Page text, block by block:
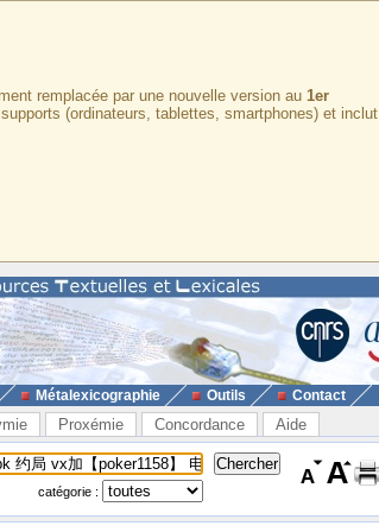
remplacée par une nouvelle version au 1er
(ordinateurs, tablettes, smartphones) et inclut
Métalexicographie Outils Contact
Proxémie Concordance Aide
catégorie :